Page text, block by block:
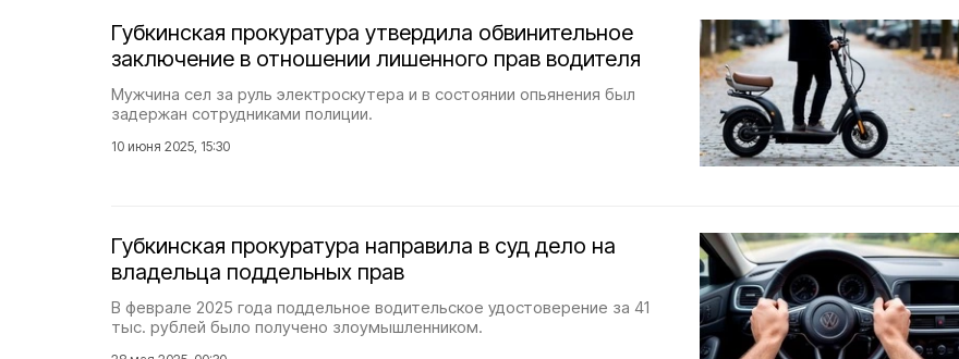
Губкинская прокуратура утвердила обвинительное
заключение в отношении лишенного прав водителя
Мужчина сел за руль электроскутера и в состоянии опьянения был
задержан сотрудниками полиции.
10 июня 2025, 15:30
Губкинская прокуратура направила в суд дело на
владельца поддельных прав
В феврале 2025 года поддельное водительское удостоверение за 41
тыс. рублей было получено злоумышленником.